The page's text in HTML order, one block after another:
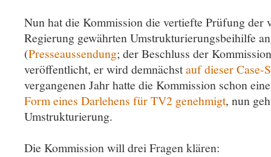
Nun hat die Kommission die vertiefte Prüfung der
Regierung gewährten Umstrukturierungsbeihilfe
(Presseaussendung; der Beschluss der
veröffentlicht, er wird demnächstauf dieser Case-
vergangenen Jahr hatte die Kommission schon
Form eines Darlehens für TV2 genehmigt, nun
Umstrukturierung.
Die Kommission will drei Fragen klären: